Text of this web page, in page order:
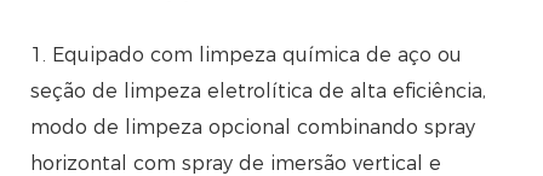
1. Equipado com limpeza química de aço ou
seção de limpeza eletrolítica de alta eficiência,
modo de limpeza opcional combinando spray
horizontal com spray de imersão vertical e